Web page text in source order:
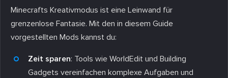
Minecrafts Kreativmodus ist eine Leinwand für
grenzenlose Fantasie. Mit den in diesem Guide
vorgestellten Mods kannst du:
Zeit sparen: Tools wie WorldEdit und Building
Gadgets vereinfachen komplexe Aufgaben und